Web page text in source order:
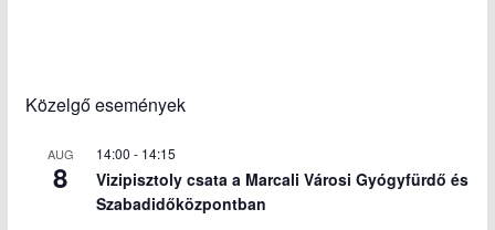
Közelgő események
AUG
8
14:00 - 14:15
Vizipisztoly csata a Marcali Városi Gyógyfürdő és
Szabadidőközpontban